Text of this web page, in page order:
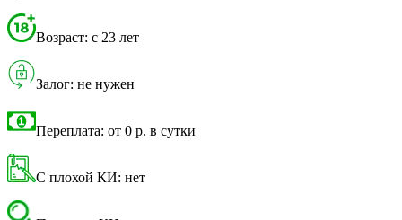
Возраст: с 23 лет
Залог: не нужен
Переплата: от 0 р. в сутки
С плохой КИ: нет